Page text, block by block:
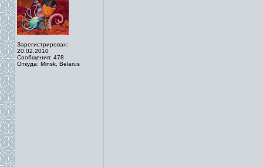
Зарегистрирован:
20.02.2010
Сообщения: 478
Откуда: Minsk, Belarus